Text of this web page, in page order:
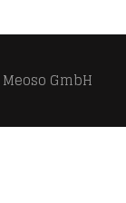
Meoso GmbH